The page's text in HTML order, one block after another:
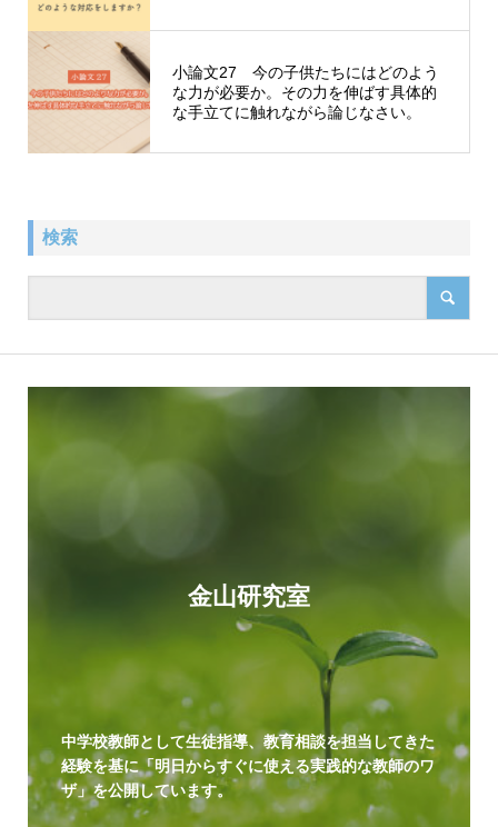
小論文27 今の子供たちにはどのよう
な力が必要か。その力を伸ばす具体的
な手立てに触れながら論じなさい。
検索
金山研究室
中学校教師として生徒指導、教育相談を担当してきた
経験を基に「明日からすぐに使える実践的な教師のワ
ザ」を公開しています。